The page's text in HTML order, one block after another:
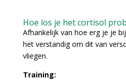
Hoe los je het cortisol
Afhankelijk van hoe erg je je
het verstandig om dit van
vliegen.
Training: